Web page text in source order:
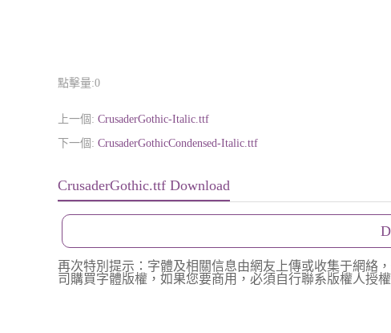
點擊量:0
上一個: CrusaderGothic-Italic.ttf
下一個: CrusaderGothicCondensed-Italic.ttf
CrusaderGothic.ttf Download
再次特別提示：字體及相關信息由網友上傳或收集于網絡
司購買字體版權，如果您要商用，必須自行聯系版權人授